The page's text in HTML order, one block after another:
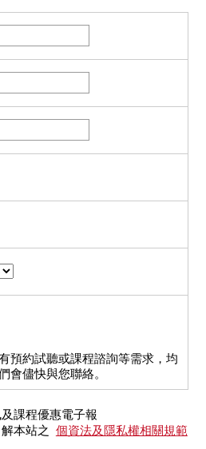
預約試聽或課程諮詢等需求，均
會儘快與您聯絡。
課程優惠電子報
本站之 個資法及隱私權相關規範